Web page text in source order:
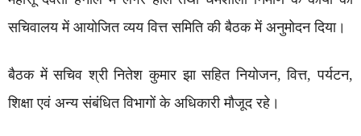
सचिवालय में आयोजित व्यय वित्त समिति की बैठक में अनुमोदन दिया।
बैठक में सचिव श्री नितेश कुमार झा सहित नियोजन, वित्त, पर्यटन,
शिक्षा एवं अन्य संबंधित विभागों के अधिकारी मौजूद रहे।